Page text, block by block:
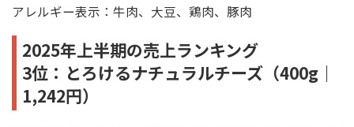
アレルギー表示：牛肉、大豆、鶏肉、豚肉
2025年上半期の売上ランキング
3位：とろけるナチュラルチーズ（400g｜
1,242円）